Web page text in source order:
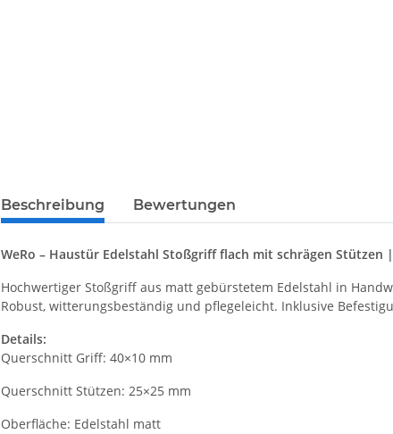
Beschreibung Bewertungen
WeRo – Haustür Edelstahl Stoßgriff flach mit schrägen
Hochwertiger Stoßgriff aus matt gebürstetem Edelstahl in
Robust, witterungsbeständig und pflegeleicht. Inklusive
Details:
Querschnitt Griff: 40×10 mm
Querschnitt Stützen: 25×25 mm
Oberfläche: Edelstahl matt